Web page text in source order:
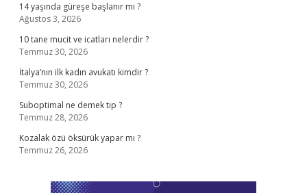
14 yaşında güreşe başlanır mı ?
Ağustos 3, 2026
10 tane mucit ve icatları nelerdir ?
Temmuz 30, 2026
İtalya’nın ilk kadın avukatı kimdir ?
Temmuz 30, 2026
Suboptimal ne demek tıp ?
Temmuz 28, 2026
Kozalak özü öksürük yapar mı ?
Temmuz 26, 2026